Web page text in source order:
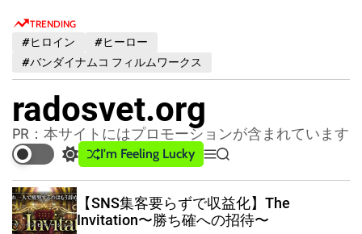
TRENDING
#ヒロイン
#ヒーロー
#バンダイナムコ フィルムワークス
radosvet.org
PR：本サイトにはプロモーションが含まれています
S
w
i
t
c
I'm Feeling Lucky
M
e
n
u
S
e
a
r
c
【SNS集客要らずで収益化】The
Invitation〜勝ち確への招待〜